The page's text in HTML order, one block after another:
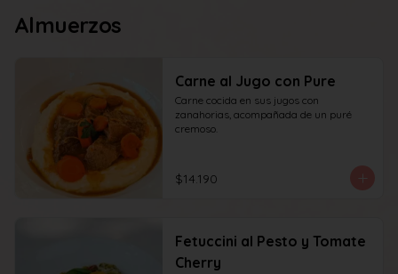
Almuerzos
Carne al Jugo con Pure
Carne cocida en sus jugos con
zanahorias, acompañada de un puré
cremoso.
$14.190
Fetuccini al Pesto y Tomate
Cherry